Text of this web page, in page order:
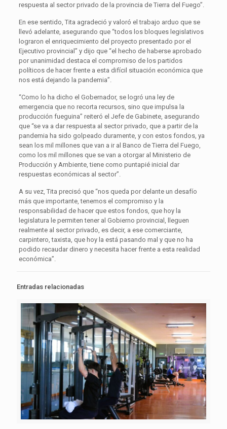
respuesta al sector privado de la provincia de Tierra del Fuego”.
En ese sentido, Tita agradeció y valoró el trabajo arduo que se
llevó adelante, asegurando que “todos los bloques legislativos
lograron el enriquecimiento del proyecto presentado por el
Ejecutivo provincial” y dijo que “el hecho de haberse aprobado
por unanimidad destaca el compromiso de los partidos
políticos de hacer frente a esta difícil situación económica que
nos está dejando la pandemia”.
“Como lo ha dicho el Gobernador, se logró una ley de
emergencia que no recorta recursos, sino que impulsa la
producción fueguina” reiteró el Jefe de Gabinete, asegurando
que “se va a dar respuesta al sector privado, que a partir de la
pandemia ha sido golpeado duramente, y con estos fondos, ya
sean los mil millones que van a ir al Banco de Tierra del Fuego,
como los mil millones que se van a otorgar al Ministerio de
Producción y Ambiente, tiene como puntapié inicial dar
respuestas económicas al sector”.
A su vez, Tita precisó que “nos queda por delante un desafío
más que importante, tenemos el compromiso y la
responsabilidad de hacer que estos fondos, que hoy la
legislatura le permiten tener al Gobierno provincial, lleguen
realmente al sector privado, es decir, a ese comerciante,
carpintero, taxista, que hoy la está pasando mal y que no ha
podido recaudar dinero y necesita hacer frente a esta realidad
económica”.
Entradas relacionadas